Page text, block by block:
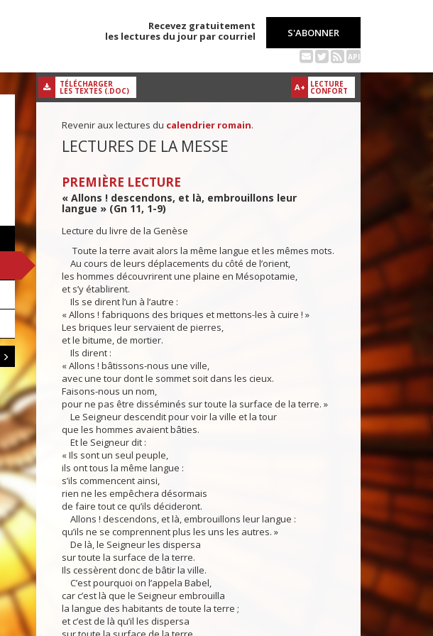
Recevez gratuitement
les lectures du jour par courriel
S'ABONNER
API
A+ LECTURE
CONFORT
TÉLÉCHARGER
LES TEXTES (.DOC)
Revenir aux lectures du calendrier romain.
LECTURES DE LA MESSE
PREMIÈRE LECTURE
« Allons ! descendons, et là, embrouillons leur
langue » (Gn 11, 1-9)
Lecture du livre de la Genèse
Toute la terre avait alors la même langue et les mêmes mots.
Au cours de leurs déplacements du côté de l’orient,
les hommes découvrirent une plaine en Mésopotamie,
et s’y établirent.
Ils se dirent l’un à l’autre :
« Allons ! fabriquons des briques et mettons-les à cuire ! »
Les briques leur servaient de pierres,
et le bitume, de mortier.
Ils dirent :
« Allons ! bâtissons-nous une ville,
avec une tour dont le sommet soit dans les cieux.
Faisons-nous un nom,
pour ne pas être disséminés sur toute la surface de la terre. »
Le Seigneur descendit pour voir la ville et la tour
que les hommes avaient bâties.
Et le Seigneur dit :
« Ils sont un seul peuple,
ils ont tous la même langue :
s’ils commencent ainsi,
rien ne les empêchera désormais
de faire tout ce qu’ils décideront.
Allons ! descendons, et là, embrouillons leur langue :
qu’ils ne se comprennent plus les uns les autres. »
De là, le Seigneur les dispersa
sur toute la surface de la terre.
Ils cessèrent donc de bâtir la ville.
C’est pourquoi on l’appela Babel,
car c’est là que le Seigneur embrouilla
la langue des habitants de toute la terre ;
et c’est de là qu’il les dispersa